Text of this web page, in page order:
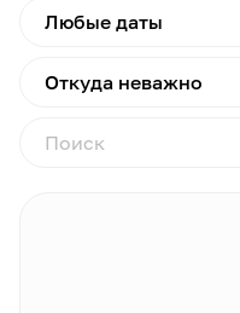
Любые даты
Откуда неважно